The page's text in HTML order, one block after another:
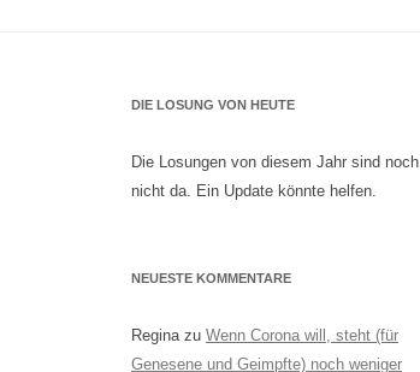
DIE LOSUNG VON HEUTE
Die Losungen von diesem Jahr sind noch
nicht da. Ein Update könnte helfen.
NEUESTE KOMMENTARE
Reginazu Wenn Corona will, steht (für
Genesene und Geimpfte) noch weniger